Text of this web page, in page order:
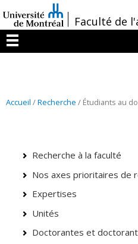
au
contenu
/Faculté de
Menu
Accueil /Recherche / Étudiants au
Recherche à la faculté
Nos axes prioritaires de
Expertises
Unités
Doctorantes et